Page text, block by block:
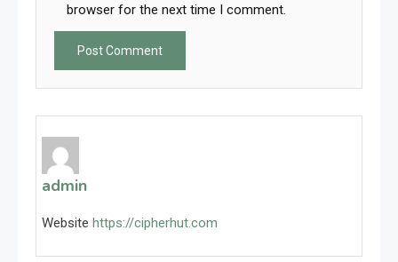
browser for the next time I comment.
admin
Website https://cipherhut.com